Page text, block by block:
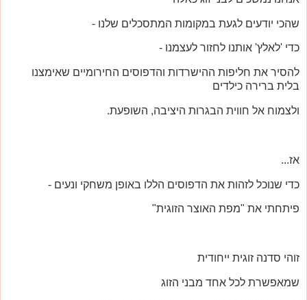
שהכי יודעים לגעת במקומות המתסכלים שלנו -
כדי 'לאלץ' אותנו לחזור לעצמנו -
להסיר את חליפות ההישרדות והדפוסים החירומיים שאימצנו
בלית ברירה כילדים
ולצמוח אל חווית הבגרות היציבה, השופעת.
אז...
כדי שנוכל לזהות את הדפוסים הללו באופן משחקי ונעים -
פיתחתי את "מפת האוצר הזוגית"
זוהי סדנה זוגית ייחודית
שמאפשרת לכל אחד מבני הזוג